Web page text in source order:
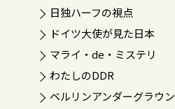
日独ハーフの視点
ドイツ大使が見た日本
マライ・de・ミステリ
わたしのDDR
ベルリンアンダーグラウ